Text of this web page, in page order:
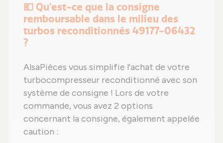
💶 Qu'est-ce que la consigne
remboursable dans le milieu des
turbos reconditionnés 49177-06432
?
AlsaPièces vous simplifie l'achat de votre
turbocompresseur reconditionné avec son
système de consigne ! Lors de votre
commande, vous avez 2 options
concernant la consigne, également appelée
caution :